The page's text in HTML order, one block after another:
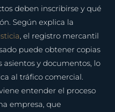
deben inscribirse y qué
Según explica la
, el registro mercantil
puede obtener copias
asientos y documentos, lo
al tráfico comercial.
entender el proceso
empresa, que